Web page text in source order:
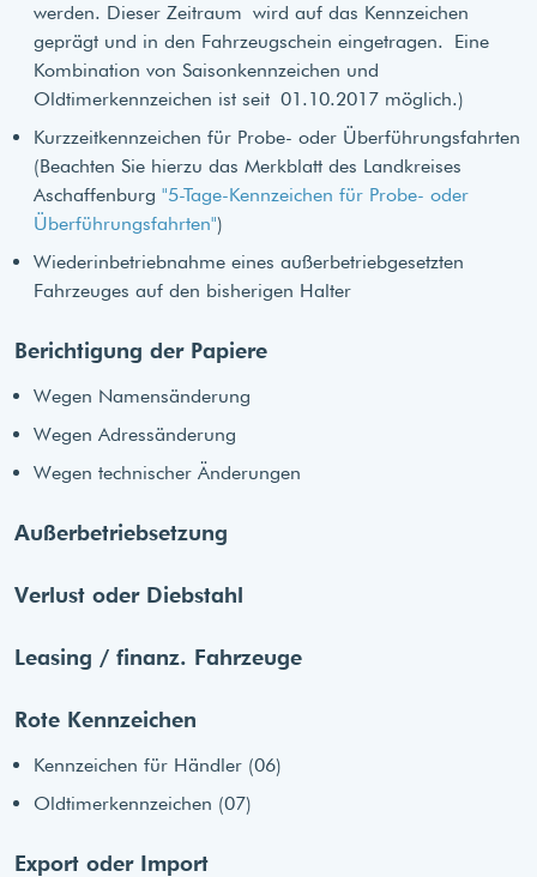
werden. Dieser Zeitraum wird auf das Kennzeichen
geprägt und in den Fahrzeugschein eingetragen. Eine
Kombination von Saisonkennzeichen und
Oldtimerkennzeichen ist seit 01.10.2017 möglich.)
Kurzzeitkennzeichen für Probe- oder Überführungsfahrten
(Beachten Sie hierzu das Merkblatt des Landkreises
Aschaffenburg "5-Tage-Kennzeichen für Probe- oder
Überführungsfahrten")
Wiederinbetriebnahme eines außerbetriebgesetzten
Fahrzeuges auf den bisherigen Halter
Berichtigung der Papiere
Wegen Namensänderung
Wegen Adressänderung
Wegen technischer Änderungen
Außerbetriebsetzung
Verlust oder Diebstahl
Leasing / finanz. Fahrzeuge
Rote Kennzeichen
Kennzeichen für Händler (06)
Oldtimerkennzeichen (07)
Export oder Import